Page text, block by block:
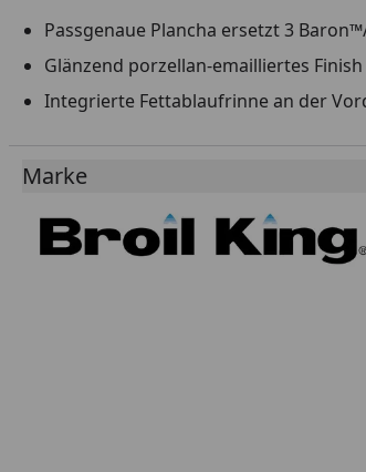
Passgenaue Plancha ersetzt 3
Glänzend porzellan-emailliertes Finish
Integrierte Fettablaufrinne an der
Marke